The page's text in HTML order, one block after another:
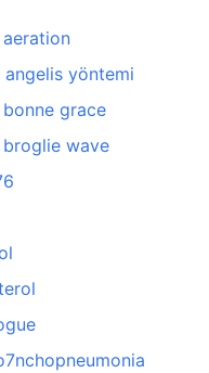
angelis yöntemi
grace
wave